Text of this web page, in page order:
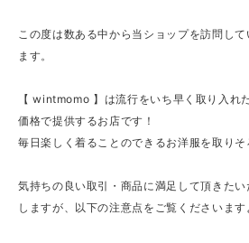
この度は数ある中から当ショップを訪問し
ます。
【 wintmomo 】は流行をいち早く取り入れ
価格で提供するお店です！
毎日楽しく着ることのできるお洋服を取りそ
気持ちの良い取引・商品に満足して頂きた
しますが、以下の注意点をご覧くださいます